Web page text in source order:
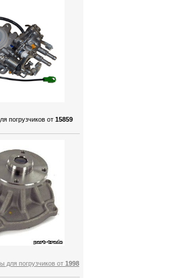
погрузчиков от 15859
для погрузчиков от 1998